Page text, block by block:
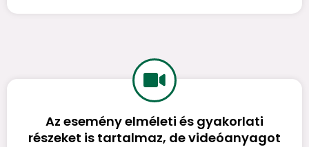
Az esemény elméleti és gyakorlati
részeket is tartalmaz, de videóanyagot